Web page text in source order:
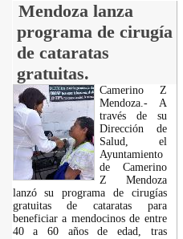
Mendoza lanza
programa de cirugía
de cataratas
gratuitas.
Camerino Z
Mendoza.- A
través de su
Dirección de
Salud, el
Ayuntamiento
de Camerino
Z Mendoza
lanzó su programa de cirugías
gratuitas de cataratas para
beneficiar a mendocinos de entre
40 a 60 años de edad, tras